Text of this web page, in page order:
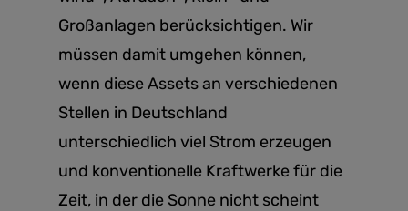
Großanlagen berücksichtigen. Wir
müssen damit umgehen können,
wenn diese Assets an verschiedenen
Stellen in Deutschland
unterschiedlich viel Strom erzeugen
und konventionelle Kraftwerke für die
Zeit, in der die Sonne nicht scheint